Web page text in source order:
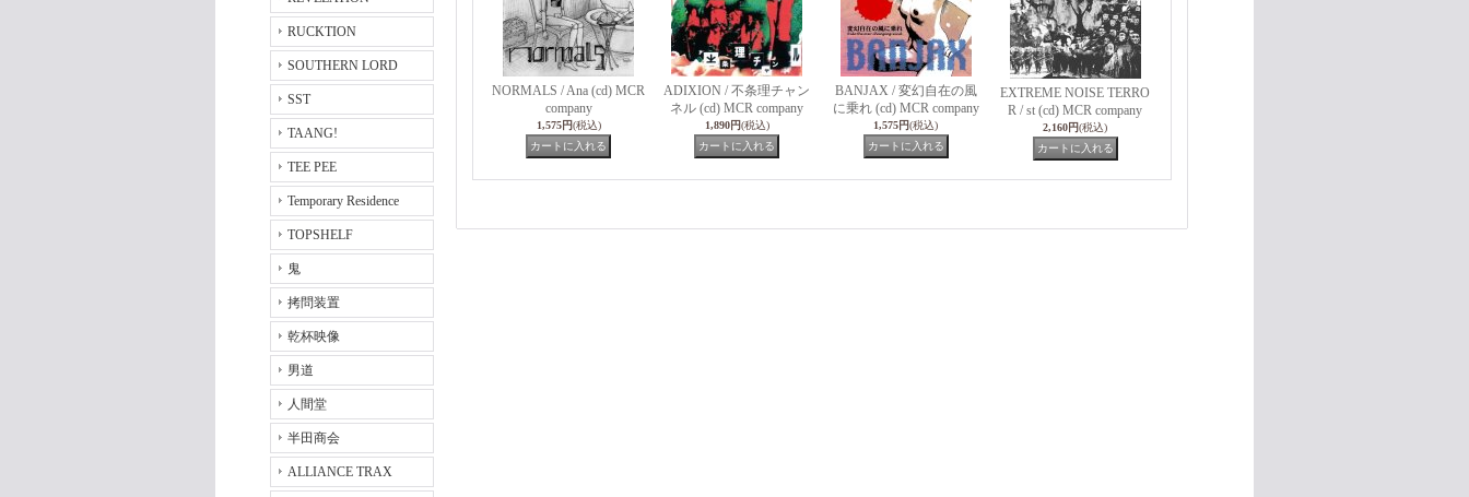
RUCKTION
SOUTHERN LORD
SST
TAANG!
TEE PEE
Temporary Residence
TOPSHELF
鬼
拷問装置
乾杯映像
男道
人間堂
半田商会
ALLIANCE TRAX
NORMALS / Ana (cd) MCR
company
1,575円(税込)
ADIXION / 不条理チャン
ネル (cd) MCR company
1,890円(税込)
BANJAX / 変幻自在の風
に乗れ (cd) MCR company
1,575円(税込)
EXTREME NOISE TERRO
R / st (cd) MCR company
2,160円(税込)